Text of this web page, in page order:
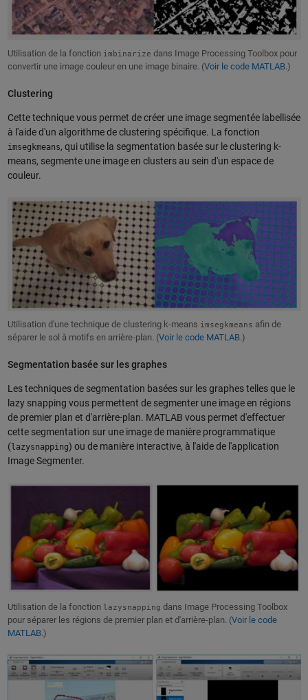
Utilisation de la fonction imbinarize dans Image Processing Toolbox pour
convertir une image couleur en une image binaire. (Voir le code MATLAB.)
Clustering
Cette technique vous permet de créer une image segmentée labellisée
à l'aide d'un algorithme de clustering spécifique. La fonction
imsegkmeans, qui utilise la segmentation basée sur le clustering k-
means, segmente une image en clusters au sein d'un espace de
couleur.
Utilisation d'une technique de clustering k-means imsegkmeans afin de
séparer le sol à motifs en arrière-plan. (Voir le code MATLAB.)
Segmentation basée sur les graphes
Les techniques de segmentation basées sur les graphes telles que le
lazy snapping vous permettent de segmenter une image en régions
de premier plan et d'arrière-plan. MATLAB vous permet d'effectuer
cette segmentation sur une image de manière programmatique
(lazysnapping) ou de manière interactive, à l'aide de l'application
Image Segmenter.
Utilisation de la fonction lazysnapping dans Image Processing Toolbox
pour séparer les régions de premier plan et d'arrière-plan. (Voir le code
MATLAB.)